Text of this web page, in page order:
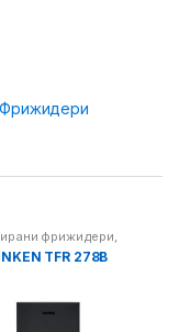
Фрижидери
фрижидери,
TFR 278B